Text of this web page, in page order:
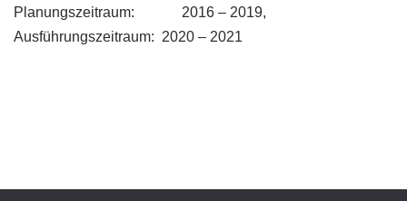
Planungszeitraum: 2016 – 2019,
Ausführungszeitraum: 2020 – 2021